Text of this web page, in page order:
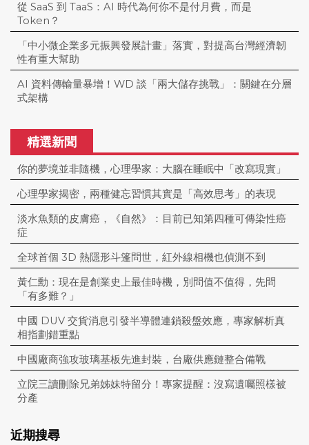
從 SaaS 到 TaaS：AI 時代為何你不是付月費，而是
Token？
「中小微企業多元振興發展計畫」落實，對提高台灣經濟韌
性有重大幫助
AI 資料傳輸量暴增！WD 談「兩大儲存挑戰」：關鍵在分層
式架構
精選新聞
你的夢境並非隨機，心理學家：大腦在睡眠中「改寫現實」
心理學家揭密，兩種健忘習慣其實是「高效思考」的表現
淡水魚類的皮膚癌，《自然》：目前已知第四種可傳染性癌
症
全球首個 3D 熱隱形斗篷問世，紅外線相機也偵測不到
黃仁勳：現在是創業史上最佳時機，別問值不值得，先問
「有多難？」
中國 DUV 交貨消息引發半導體連鎖殺盤效應，專家解析真
相指劃錯重點
中國廠商強攻玻璃基板先進封裝，台廠供應鏈整合備戰
立院三讀刪除兄弟姊妹特留分！專家提醒：沒寫遺囑照樣被
分產
近期搜尋